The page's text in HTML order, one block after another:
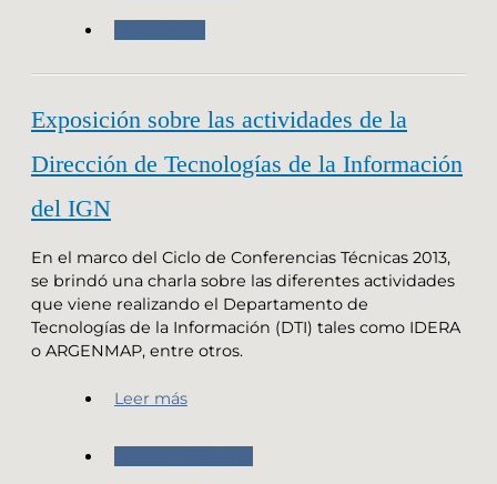
Exposición sobre las actividades de la
Dirección de Tecnologías de la Información
del IGN
En el marco del Ciclo de Conferencias Técnicas 2013,
se brindó una charla sobre las diferentes actividades
que viene realizando el Departamento de
Tecnologías de la Información (DTI) tales como IDERA
o ARGENMAP, entre otros.
Leer más